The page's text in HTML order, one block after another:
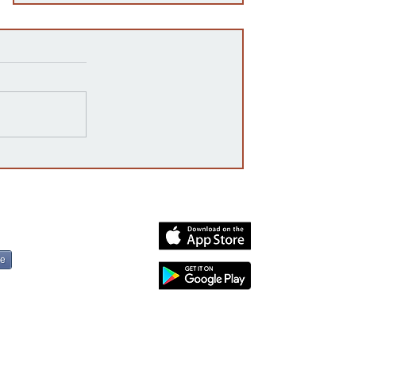
electoral en Kansas y por qué